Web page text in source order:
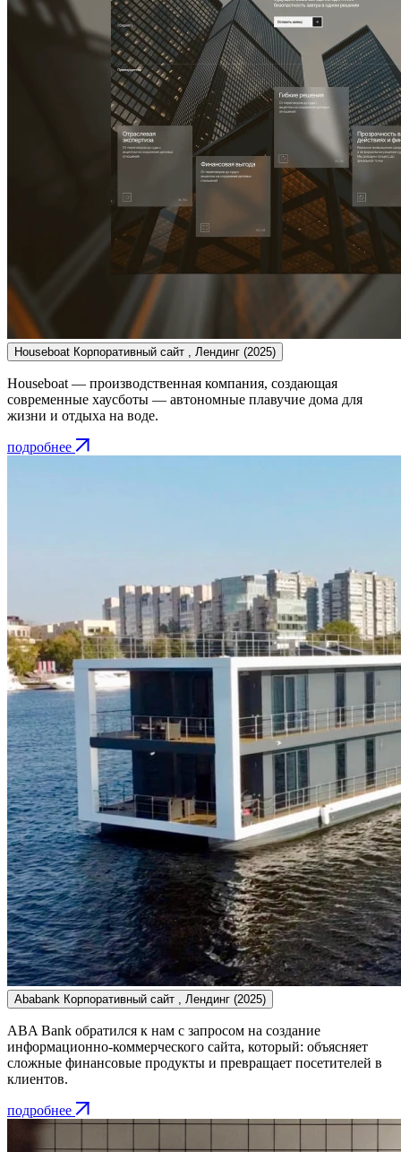
Houseboat Корпоративный сайт , Лендинг (2025)
Houseboat — производственная компания, создающая
современные хаусботы — автономные плавучие дома для
жизни и отдыха на воде.
подробнее
Ababank Корпоративный сайт , Лендинг (2025)
ABA Bank обратился к нам с запросом на создание
информационно-коммерческого сайта, который: объясняет
сложные финансовые продукты и превращает посетителей в
клиентов.
подробнее